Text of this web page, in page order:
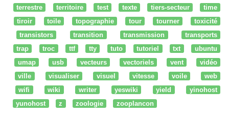
terrestre
territoire test texte tiers-secteur
time
tiroir
toile topographie tour tourner
toxicité
transistors
transition transmission
transports
trap
troc ttf tty tuto tutoriel txt
ubuntu
umap
usb vecteurs vectoriels vent
vidéo
ville
visualiser visuel vitesse voile
web
wifi
wiki writer yeswiki yield
yinohost
yunohost
z zoologie zooplancon